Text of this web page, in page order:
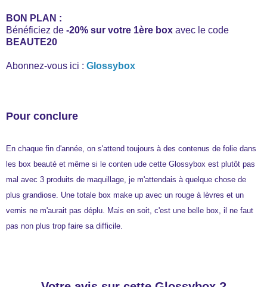
BON PLAN :
Bénéficiez de -20% sur votre 1ère box avec le code
BEAUTE20
Abonnez-vous ici : Glossybox
Pour conclure
En chaque fin d'année, on s'attend toujours à des contenus de folie dans
les box beauté et même si le conten ude cette Glossybox est plutôt pas
mal avec 3 produits de maquillage, je m'attendais à quelque chose de
plus grandiose. Une totale box make up avec un rouge à lèvres et un
vernis ne m'aurait pas déplu. Mais en soit, c'est une belle box, il ne faut
pas non plus trop faire sa difficile.